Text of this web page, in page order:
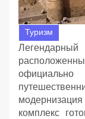
Туризм
комплекс